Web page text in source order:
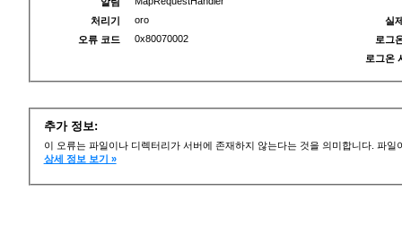
처리기
oro
오류 코드
0x80070002
실
로그
로그온
추가 정보:
이 오류는 파일이나 디렉터리가 서버에 존재하지 않는다는 것을 의미합니다. 파
상세 정보 보기 »